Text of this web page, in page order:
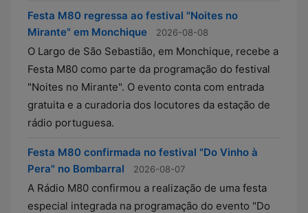
Festa M80 regressa ao festival "Noites no
Mirante" em Monchique
2026-08-08
O Largo de São Sebastião, em Monchique, recebe a
Festa M80 como parte da programação do festival
"Noites no Mirante". O evento conta com entrada
gratuita e a curadoria dos locutores da estação de
rádio portuguesa.
Festa M80 confirmada no festival "Do Vinho à
Pera" no Bombarral
2026-08-07
A Rádio M80 confirmou a realização de uma festa
especial integrada na programação do evento "Do